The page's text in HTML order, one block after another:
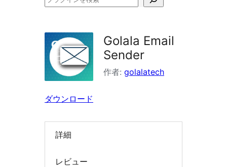
イ
ン
索
Golala Email
Sender
作者: golalatech
ダウンロード
詳細
レビュー